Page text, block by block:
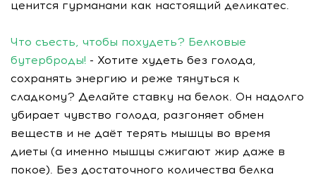
ценится гурманами как настоящий деликатес.
Что съесть, чтобы похудеть? Белковые
бутерброды! - Хотите худеть без голода,
сохранять энергию и реже тянуться к
сладкому? Делайте ставку на белок. Он надолго
убирает чувство голода, разгоняет обмен
веществ и не даёт терять мышцы во время
диеты (а именно мышцы сжигают жир даже в
покое). Без достаточного количества белка